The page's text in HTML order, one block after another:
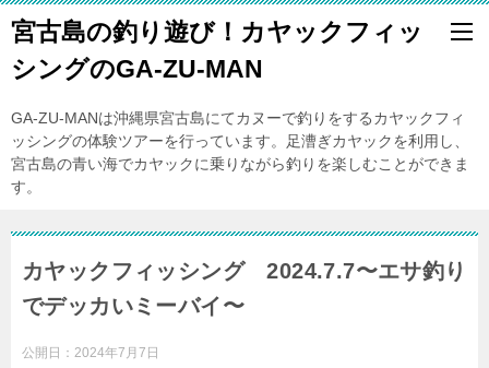
宮古島の釣り遊び！カヤックフィッ
シングのGA-ZU-MAN
GA-ZU-MANは沖縄県宮古島にてカヌーで釣りをするカヤックフィ
ッシングの体験ツアーを行っています。足漕ぎカヤックを利用し、
宮古島の青い海でカヤックに乗りながら釣りを楽しむことができま
す。
カヤックフィッシング 2024.7.7〜エサ釣り
でデッカいミーバイ〜
公開日： 2024年7月7日